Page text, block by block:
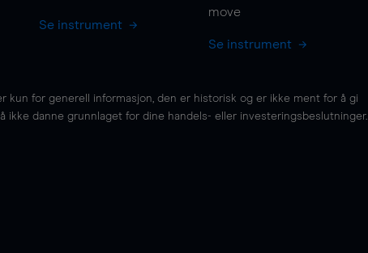
Se instrument
move
Se instrument
for generell informasjon, den er historisk og er ikke ment for å gi
ikke danne grunnlaget for dine handels- eller investeringsbeslutninger.